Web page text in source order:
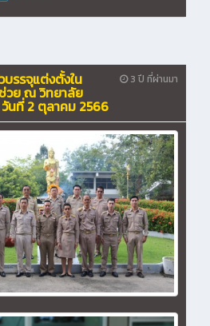
3 ปี ที่ผ่านมา
บรรจุแต่งตั้งใน
วย ณ วิทยาลัย
นที่ 2 ตุลาคม 2566